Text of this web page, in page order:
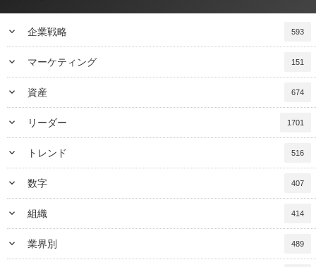
keyboard_arrow_down 企業戦略 593
keyboard_arrow_down マーケティング 151
keyboard_arrow_down 資産 674
keyboard_arrow_down リーダー 1701
keyboard_arrow_down トレンド 516
keyboard_arrow_down 数字 407
keyboard_arrow_down 組織 414
keyboard_arrow_down 業界別 489